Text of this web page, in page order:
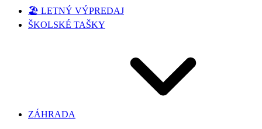
🏖️ LETNÝ VÝPREDAJ
ŠKOLSKÉ TAŠKY
ZÁHRADA